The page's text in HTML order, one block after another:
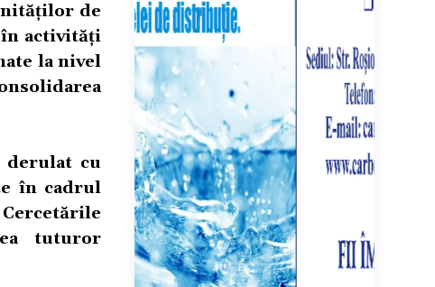
de
activități
la nivel
derulat cu
în cadrul
tuturor